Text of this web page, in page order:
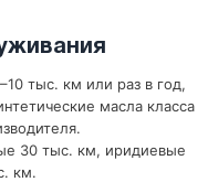
тыс. км или раз в год,
масла класса
30 тыс. км, иридиевые
км.